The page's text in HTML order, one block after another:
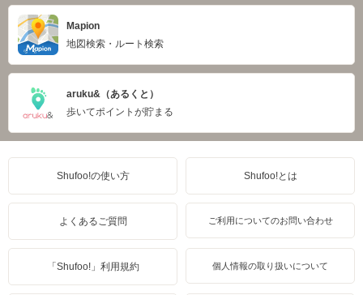
Mapion
地図検索・ルート検索
aruku&（あるくと）
歩いてポイントが貯まる
Shufoo!の使い方 Shufoo!とは
よくあるご質問 ご利用についてのお問い合わせ
「Shufoo!」利用規約 個人情報の取り扱いについて